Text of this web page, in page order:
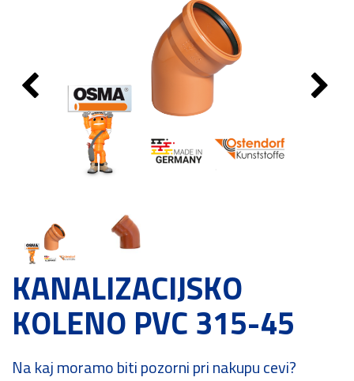
KANALIZACIJSKO
KOLENO PVC 315-45
Na kaj moramo biti pozorni pri nakupu cevi?